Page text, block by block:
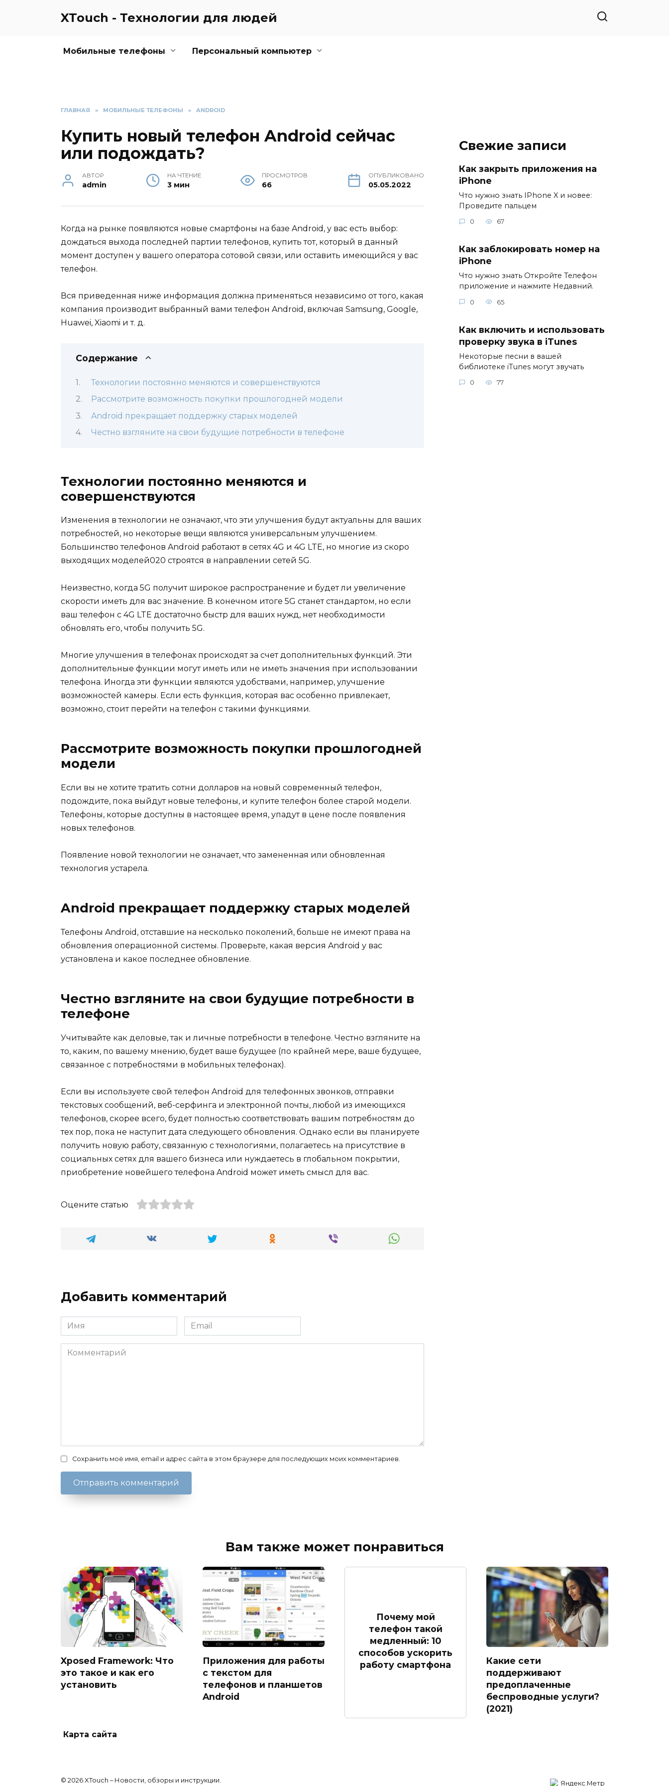
XTouch - Технологии для людей
Мобильные телефоны Персональный компьютер
ГЛАВНАЯ » МОБИЛЬНЫЕ ТЕЛЕФОНЫ » ANDROID
Купить новый телефон Android сейчас
или подождать?
АВТОР
admin
НА ЧТЕНИЕ
3 мин
ПРОСМОТРОВ
66
ОПУБЛИКОВАНО
05.05.2022
Когда на рынке появляются новые смартфоны на базе Android, у вас есть выбор:
дождаться выхода последней партии телефонов, купить тот, который в данный
момент доступен у вашего оператора сотовой связи, или оставить имеющийся у вас
телефон.
Вся приведенная ниже информация должна применяться независимо от того, какая
компания производит выбранный вами телефон Android, включая Samsung, Google,
Huawei, Xiaomi и т. д.
Содержание
Технологии постоянно меняются и совершенствуются
Рассмотрите возможность покупки прошлогодней модели
Android прекращает поддержку старых моделей
Честно взгляните на свои будущие потребности в телефоне
Технологии постоянно меняются и
совершенствуются
Изменения в технологии не означают, что эти улучшения будут актуальны для ваших
потребностей, но некоторые вещи являются универсальным улучшением.
Большинство телефонов Android работают в сетях 4G и 4G LTE, но многие из скоро
выходящих моделей020 строятся в направлении сетей 5G.
Неизвестно, когда 5G получит широкое распространение и будет ли увеличение
скорости иметь для вас значение. В конечном итоге 5G станет стандартом, но если
ваш телефон с 4G LTE достаточно быстр для ваших нужд, нет необходимости
обновлять его, чтобы получить 5G.
Многие улучшения в телефонах происходят за счет дополнительных функций. Эти
дополнительные функции могут иметь или не иметь значения при использовании
телефона. Иногда эти функции являются удобствами, например, улучшение
возможностей камеры. Если есть функция, которая вас особенно привлекает,
возможно, стоит перейти на телефон с такими функциями.
Рассмотрите возможность покупки прошлогодней
модели
Если вы не хотите тратить сотни долларов на новый современный телефон,
подождите, пока выйдут новые телефоны, и купите телефон более старой модели.
Телефоны, которые доступны в настоящее время, упадут в цене после появления
новых телефонов.
Появление новой технологии не означает, что замененная или обновленная
технология устарела.
Android прекращает поддержку старых моделей
Телефоны Android, отставшие на несколько поколений, больше не имеют права на
обновления операционной системы. Проверьте, какая версия Android у вас
установлена и какое последнее обновление.
Честно взгляните на свои будущие потребности в
телефоне
Учитывайте как деловые, так и личные потребности в телефоне. Честно взгляните на
то, каким, по вашему мнению, будет ваше будущее (по крайней мере, ваше будущее,
связанное с потребностями в мобильных телефонах).
Если вы используете свой телефон Android для телефонных звонков, отправки
текстовых сообщений, веб-серфинга и электронной почты, любой из имеющихся
телефонов, скорее всего, будет полностью соответствовать вашим потребностям до
тех пор, пока не наступит дата следующего обновления. Однако если вы планируете
получить новую работу, связанную с технологиями, полагаетесь на присутствие в
социальных сетях для вашего бизнеса или нуждаетесь в глобальном покрытии,
приобретение новейшего телефона Android может иметь смысл для вас.
Оцените статью
Добавить комментарий
Имя
*
Email
*
Комментарий
Сохранить моё имя, email и адрес сайта в этом браузере для последующих моих комментариев.
Свежие записи
Как закрыть приложения на
iPhone
Что нужно знать IPhone X и новее:
Проведите пальцем
0 67
Как заблокировать номер на
iPhone
Что нужно знать Откройте Телефон
приложение и нажмите Недавний.
0 65
Как включить и использовать
проверку звука в iTunes
Некоторые песни в вашей
библиотеке iTunes могут звучать
0 77
Вам также может понравиться
Xposed Framework: Что
это такое и как его
установить
Приложения для работы
с текстом для
телефонов и планшетов
Android
Почему мой
телефон такой
медленный: 10
способов ускорить
работу смартфона
Какие сети
поддерживают
предоплаченные
беспроводные услуги?
(2021)
Карта сайта
© 2026 XTouch – Новости, обзоры и инструкции.